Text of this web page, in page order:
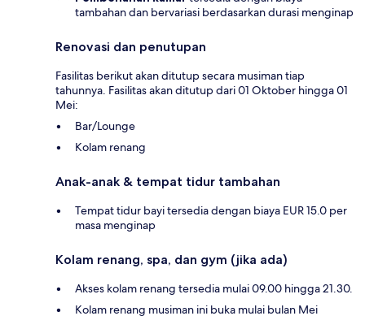
tambahan dan bervariasi berdasarkan durasi menginap
Renovasi dan penutupan
Fasilitas berikut akan ditutup secara musiman tiap
tahunnya. Fasilitas akan ditutup dari 01 Oktober hingga 01
Mei:
Bar/Lounge
Kolam renang
Anak-anak & tempat tidur tambahan
Tempat tidur bayi tersedia dengan biaya EUR 15.0 per
masa menginap
Kolam renang, spa, dan gym (jika ada)
Akses kolam renang tersedia mulai 09.00 hingga 21.30.
Kolam renang musiman ini buka mulai bulan Mei